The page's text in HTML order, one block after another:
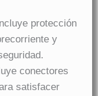
protección
y
conectores
satisfacer